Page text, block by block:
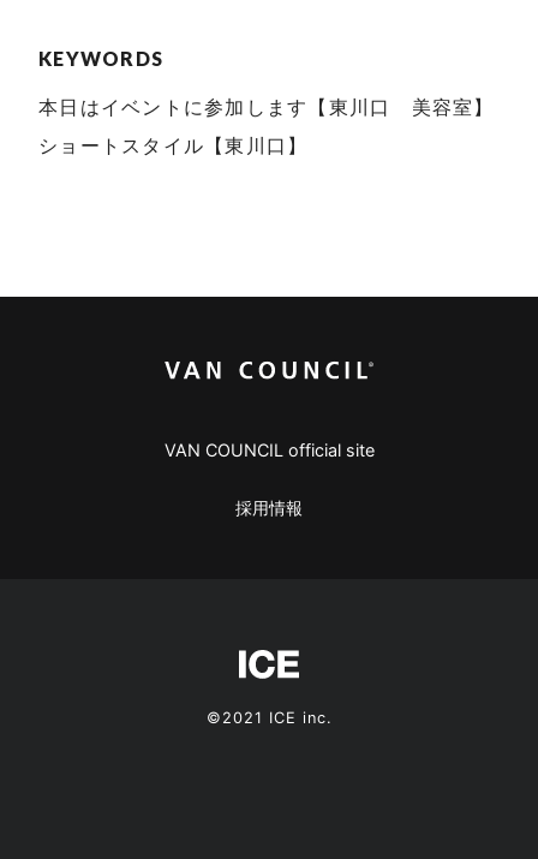
KEYWORDS
本日はイベントに参加します【東川口 美容室】
ショートスタイル【東川口】
VAN COUNCIL official site
採用情報
©2021 ICE inc.